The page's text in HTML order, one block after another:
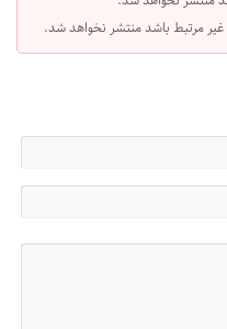
غیر مرتبط باشد منتشر نخواهد شد.